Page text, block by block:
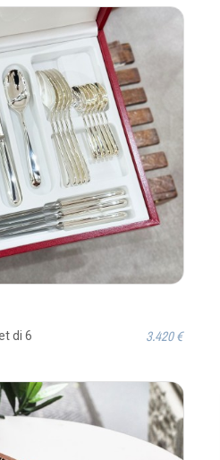
di 6 3.420 €